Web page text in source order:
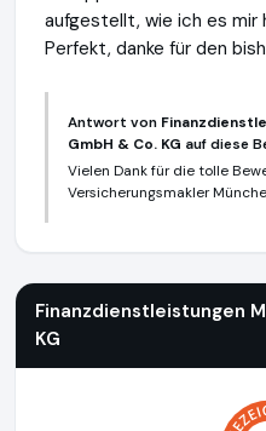
aufgestellt, wie ich es
Perfekt, danke für den
Antwort von
GmbH & Co. KG auf diese
Vielen Dank für die tolle
Versicherungsmakler
Finanzdienstleistungen
KG